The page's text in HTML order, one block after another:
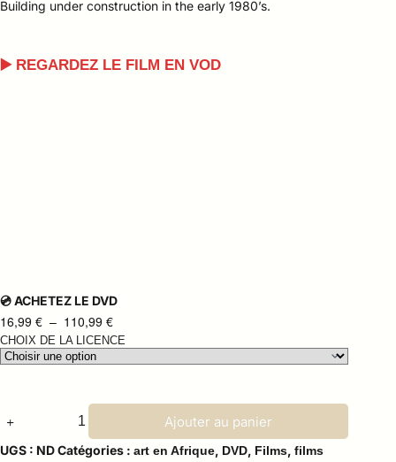
Building under construction in the early 1980’s.
▶️ REGARDEZ LE FILM EN VOD
💿 ACHETEZ LE DVD
16,99 € – 110,99 €
CHOIX DE LA LICENCE
Ajouter au panier
UGS : NDCatégories : art en Afrique, DVD, Films, films